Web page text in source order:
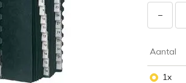
−
Aantal
1x